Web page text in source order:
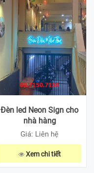
Đèn led Neon Sign cho
nhà hàng
Giá: Liên hệ
Xem chi tiết